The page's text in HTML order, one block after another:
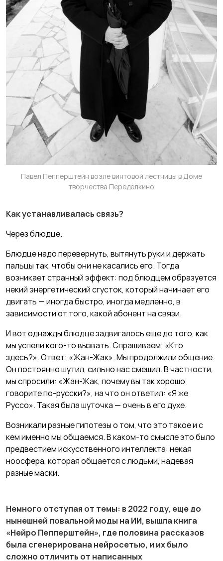
Павел Пепперштейн возле винтовой лестницы в Доме
творчества Переделкино
Как устанавливалась связь?
Через блюдце.
Блюдце надо перевернуть, вытянуть руки и держать
пальцы так, чтобы они не касались его. Тогда
возникает странный эффект: под блюдцем образуется
некий энергетический сгусток, который начинает его
двигать — иногда быстро, иногда медленно, в
зависимости от того, какой абонент на связи.
И вот однажды блюдце задвигалось еще до того, как
мы успели кого-то вызвать. Спрашиваем: «Кто
здесь?». Ответ: «Жан-Жак». Мы продолжили общение.
Он постоянно шутил, сильно нас смешил. В частности,
мы спросили: «Жан-Жак, почему вы так хорошо
говорите по-русски?», на что он ответил: «Я же
Руссо». Такая была шуточка — очень в его духе.
Возникали разные гипотезы о том, что это такое и с
кем именно мы общаемся. В каком-то смысле это было
предвестием искусственного интеллекта: некая
ноосфера, которая общается с людьми, надевая
разные маски.
Немного отступая от темы: в 2022 году, еще до
нынешней повальной моды на ИИ, вышла книга
«Нейро Пепперштейн», где половина рассказов
была сгенерирована нейросетью, и их было
сложно отличить от написанных